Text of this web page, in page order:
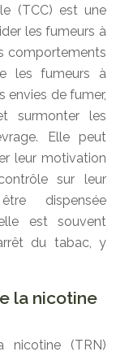
(TCC) est une
les fumeurs à
comportements
les fumeurs à
envies de fumer,
surmonter les
Elle peut
leur motivation
sur leur
dispensée
est souvent
du tabac, y
la nicotine
nicotine (TRN)